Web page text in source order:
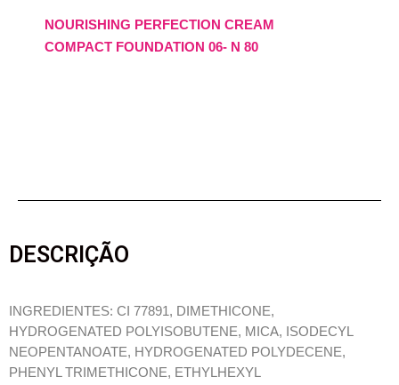
NOURISHING PERFECTION CREAM
COMPACT FOUNDATION 06- N 80
DESCRIÇÃO
INGREDIENTES: CI 77891, DIMETHICONE,
HYDROGENATED POLYISOBUTENE, MICA, ISODECYL
NEOPENTANOATE, HYDROGENATED POLYDECENE,
PHENYL TRIMETHICONE, ETHYLHEXYL